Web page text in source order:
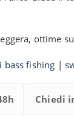
ottime
bass fishing |
Chiedi